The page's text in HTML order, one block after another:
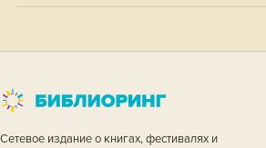
Сетевое издание о книгах, фестивалях и